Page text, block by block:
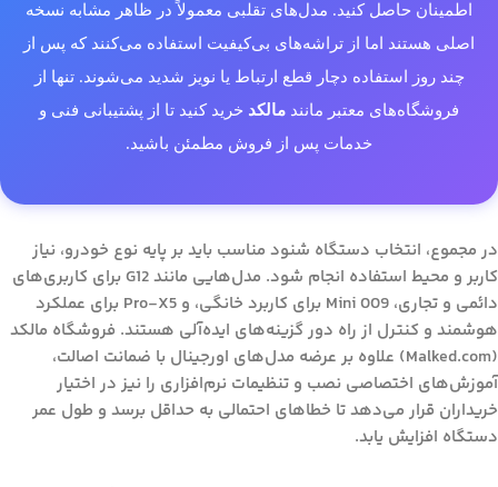
اطمینان حاصل کنید. مدل‌های تقلبی معمولاً در ظاهر مشابه نسخه
اصلی هستند اما از تراشه‌های بی‌کیفیت استفاده می‌کنند که پس از
چند روز استفاده دچار قطع ارتباط یا نویز شدید می‌شوند. تنها از
فروشگاه‌های معتبر مانند مالکد خرید کنید تا از پشتیبانی فنی و
خدمات پس از فروش مطمئن باشید.
در مجموع، انتخاب دستگاه شنود مناسب باید بر پایه نوع خودرو، نیاز
کاربر و محیط استفاده انجام شود. مدل‌هایی مانند G12 برای کاربری‌های
دائمی و تجاری، Mini 009 برای کاربرد خانگی، و Pro-X5 برای عملکرد
هوشمند و کنترل از راه دور گزینه‌های ایده‌آلی هستند. فروشگاه مالکد
(Malked.com) علاوه بر عرضه مدل‌های اورجینال با ضمانت اصالت،
آموزش‌های اختصاصی نصب و تنظیمات نرم‌افزاری را نیز در اختیار
خریداران قرار می‌دهد تا خطاهای احتمالی به حداقل برسد و طول عمر
دستگاه افزایش یابد.